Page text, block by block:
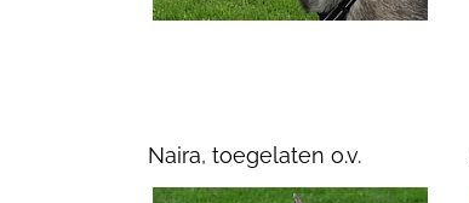
Naira, toegelaten o.v.